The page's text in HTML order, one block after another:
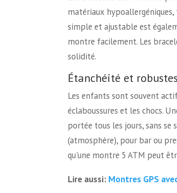
matériaux
simple et ajustable est
montre facilement. Les
solidité.
Étanchéité et
Les enfants sont souvent
éclaboussures et les chocs.
portée tous les jours, sans se
(atmosphère), pour bar ou
qu'une montre 5 ATM peut
Lire aussi: Montres GPS